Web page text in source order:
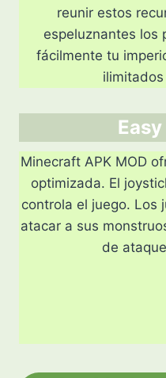
reunir estos
espeluznantes los
fácilmente tu
Minecraft APK MOD
optimizada. El
controla el juego. Los
atacar a sus
de